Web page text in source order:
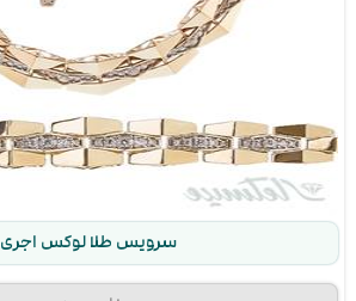
سرویس طلا لوکس اجری